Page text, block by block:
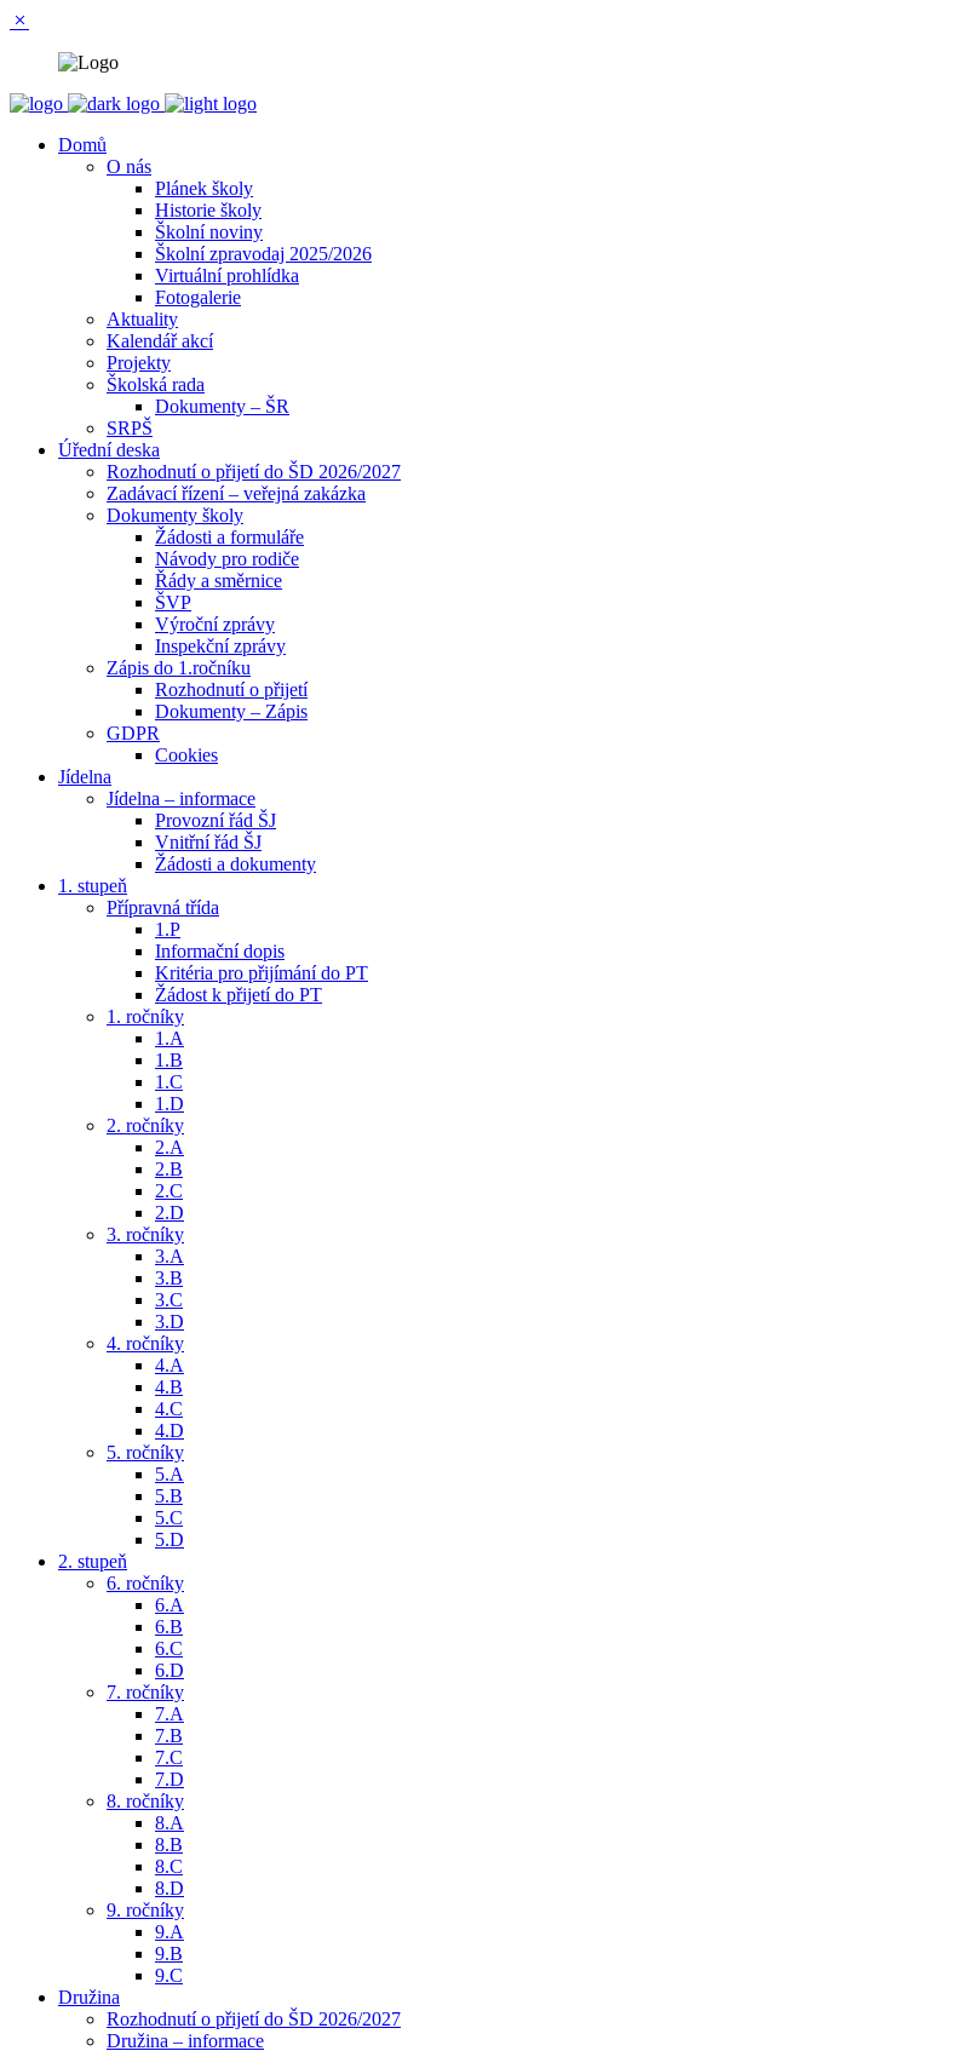
Domů
O nás
Plánek školy
Historie školy
Školní noviny
Školní zpravodaj 2025/2026
Virtuální prohlídka
Fotogalerie
Aktuality
Kalendář akcí
Projekty
Školská rada
Dokumenty – ŠR
SRPŠ
Úřední deska
Rozhodnutí o přijetí do ŠD 2026/2027
Zadávací řízení – veřejná zakázka
Dokumenty školy
Žádosti a formuláře
Návody pro rodiče
Řády a směrnice
ŠVP
Výroční zprávy
Inspekční zprávy
Zápis do 1.ročníku
Rozhodnutí o přijetí
Dokumenty – Zápis
GDPR
Cookies
Jídelna
Jídelna – informace
Provozní řád ŠJ
Vnitřní řád ŠJ
Žádosti a dokumenty
1. stupeň
Přípravná třída
1.P
Informační dopis
Kritéria pro přijímání do PT
Žádost k přijetí do PT
1. ročníky
1.A
1.B
1.C
1.D
2. ročníky
2.A
2.B
2.C
2.D
3. ročníky
3.A
3.B
3.C
3.D
4. ročníky
4.A
4.B
4.C
4.D
5. ročníky
5.A
5.B
5.C
5.D
2. stupeň
6. ročníky
6.A
6.B
6.C
6.D
7. ročníky
7.A
7.B
7.C
7.D
8. ročníky
8.A
8.B
8.C
8.D
9. ročníky
9.A
9.B
9.C
Družina
Rozhodnutí o přijetí do ŠD 2026/2027
Družina – informace